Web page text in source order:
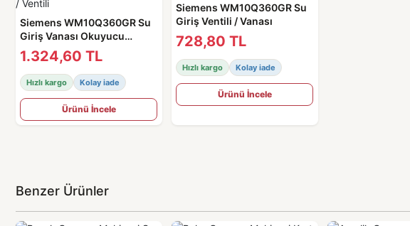
Siemens WM10Q360GR Su
Giriş Vanası Okuyucu
Sensörlü / Ventili
1.324,60 TL
Hızlı kargo Kolay iade
Ürünü İncele
Siemens WM10Q360GR Su
Giriş Ventili / Vanası
728,80 TL
Hızlı kargo Kolay iade
Ürünü İncele
Benzer Ürünler